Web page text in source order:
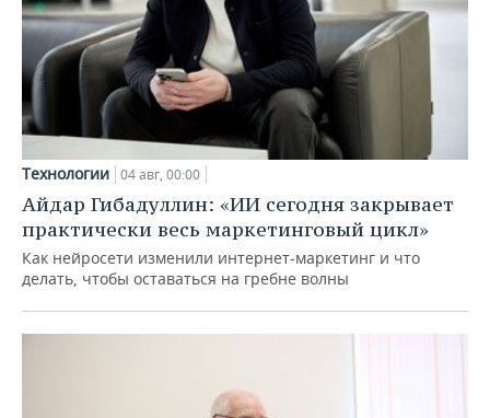
Технологии 04 авг, 00:00
Айдар Гибадуллин: «ИИ сегодня закрывает
практически весь маркетинговый цикл»
Как нейросети изменили интернет-маркетинг и что
делать, чтобы оставаться на гребне волны